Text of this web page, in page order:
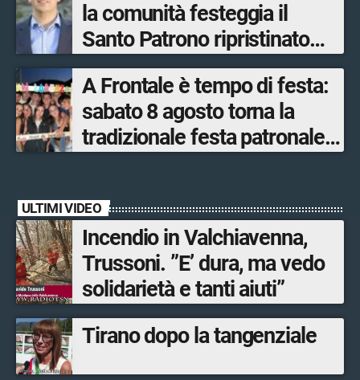
la comunità festeggia il
Santo Patrono ripristinato
dopo quattro secoli
A Frontale è tempo di festa:
sabato 8 agosto torna la
tradizionale festa patronale
musica dal vivo
ULTIMI VIDEO
Incendio in Valchiavenna,
Trussoni. ”E’ dura, ma vedo
solidarietà e tanti aiuti”
Tirano dopo la tangenziale